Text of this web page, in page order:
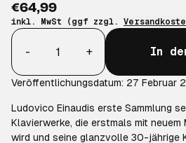
€64,99
inkl. MwSt (ggf zzgl.
Anzahl
-
+ In
Veröffentlichungsdatum: 27 Februar
Ludovico Einaudis erste Sammlung
Klavierwerke, die erstmals mit
wird und seine glanzvolle 30-jährige